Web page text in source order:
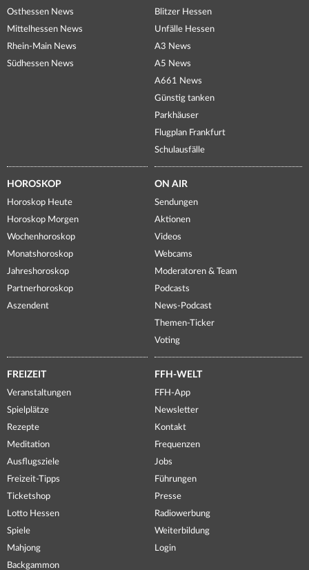
Osthessen News
Mittelhessen News
Rhein-Main News
Südhessen News
Blitzer Hessen
Unfälle Hessen
A3 News
A5 News
A661 News
Günstig tanken
Parkhäuser
Flugplan Frankfurt
Schulausfälle
HOROSKOP
Horoskop Heute
Horoskop Morgen
Wochenhoroskop
Monatshoroskop
Jahreshoroskop
Partnerhoroskop
Aszendent
ON AIR
Sendungen
Aktionen
Videos
Webcams
Moderatoren & Team
Podcasts
News-Podcast
Themen-Ticker
Voting
FREIZEIT
Veranstaltungen
Spielplätze
Rezepte
Meditation
Ausflugsziele
Freizeit-Tipps
Ticketshop
Lotto Hessen
Spiele
Mahjong
Backgammon
FFH-WELT
FFH-App
Newsletter
Kontakt
Frequenzen
Jobs
Führungen
Presse
Radiowerbung
Weiterbildung
Login